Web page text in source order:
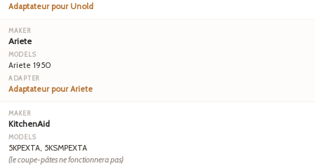
Adaptateur pour Unold
Ariete
Ariete 1950
Adaptateur pour Ariete
KitchenAid
5KPEXTA, 5KSMPEXTA
(le coupe-pâtes ne fonctionnera pas)